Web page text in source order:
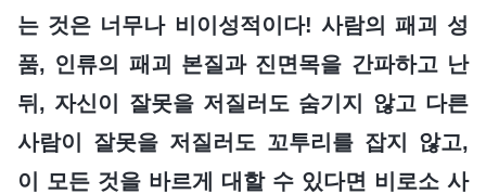
는 것은 너무나 비이성적이다! 사람의 패괴 성
품, 인류의 패괴 본질과 진면목을 간파하고 난
뒤, 자신이 잘못을 저질러도 숨기지 않고 다른
사람이 잘못을 저질러도 꼬투리를 잡지 않고,
이 모든 것을 바르게 대할 수 있다면 비로소 사